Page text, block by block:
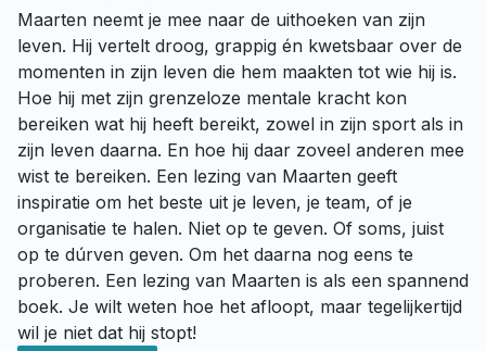
Maarten neemt je mee naar de uithoeken van zijn
leven. Hij vertelt droog, grappig én kwetsbaar over de
momenten in zijn leven die hem maakten tot wie hij is.
Hoe hij met zijn grenzeloze mentale kracht kon
bereiken wat hij heeft bereikt, zowel in zijn sport als in
zijn leven daarna. En hoe hij daar zoveel anderen mee
wist te bereiken. Een lezing van Maarten geeft
inspiratie om het beste uit je leven, je team, of je
organisatie te halen. Niet op te geven. Of soms, juist
op te dúrven geven. Om het daarna nog eens te
proberen. Een lezing van Maarten is als een spannend
boek. Je wilt weten hoe het afloopt, maar tegelijkertijd
wil je niet dat hij stopt!